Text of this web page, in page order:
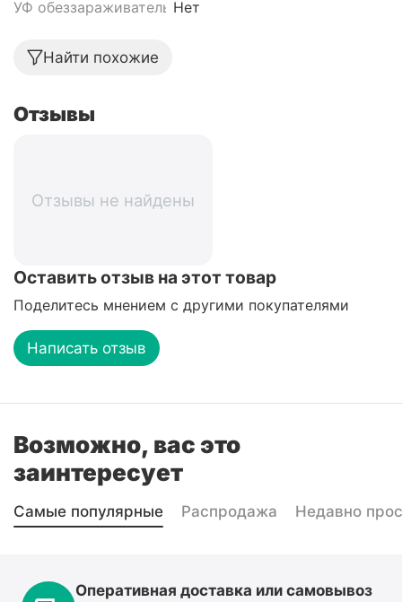
УФ обеззараживатель Нет
Найти похожие
Отзывы
Отзывы не найдены
Оставить отзыв на этот товар
Поделитесь мнением с другими покупателями
Написать отзыв
Возможно, вас это
заинтересует
Самые популярные Распродажа Недавно
Оперативная доставка или самовывоз